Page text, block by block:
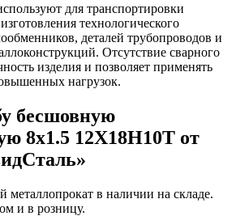
для транспортировки
технологического
деталей трубопроводов и
Отсутствие сварного
изделия и позволяет применять
нагрузок.
бесшовную
8х1.5 12Х18Н10Т от
в наличии на складе.
и в розницу.